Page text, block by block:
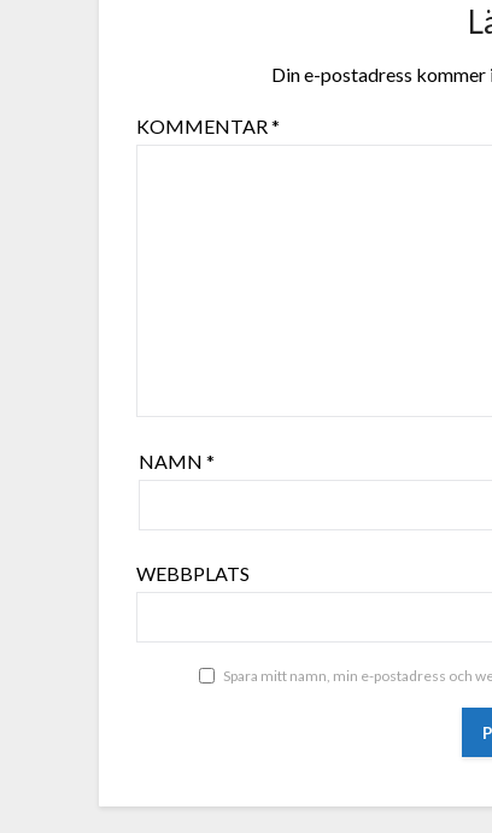
Din e-postadress kommer
KOMMENTAR*
NAMN*
WEBBPLATS
Spara mitt namn, min e-postadress och